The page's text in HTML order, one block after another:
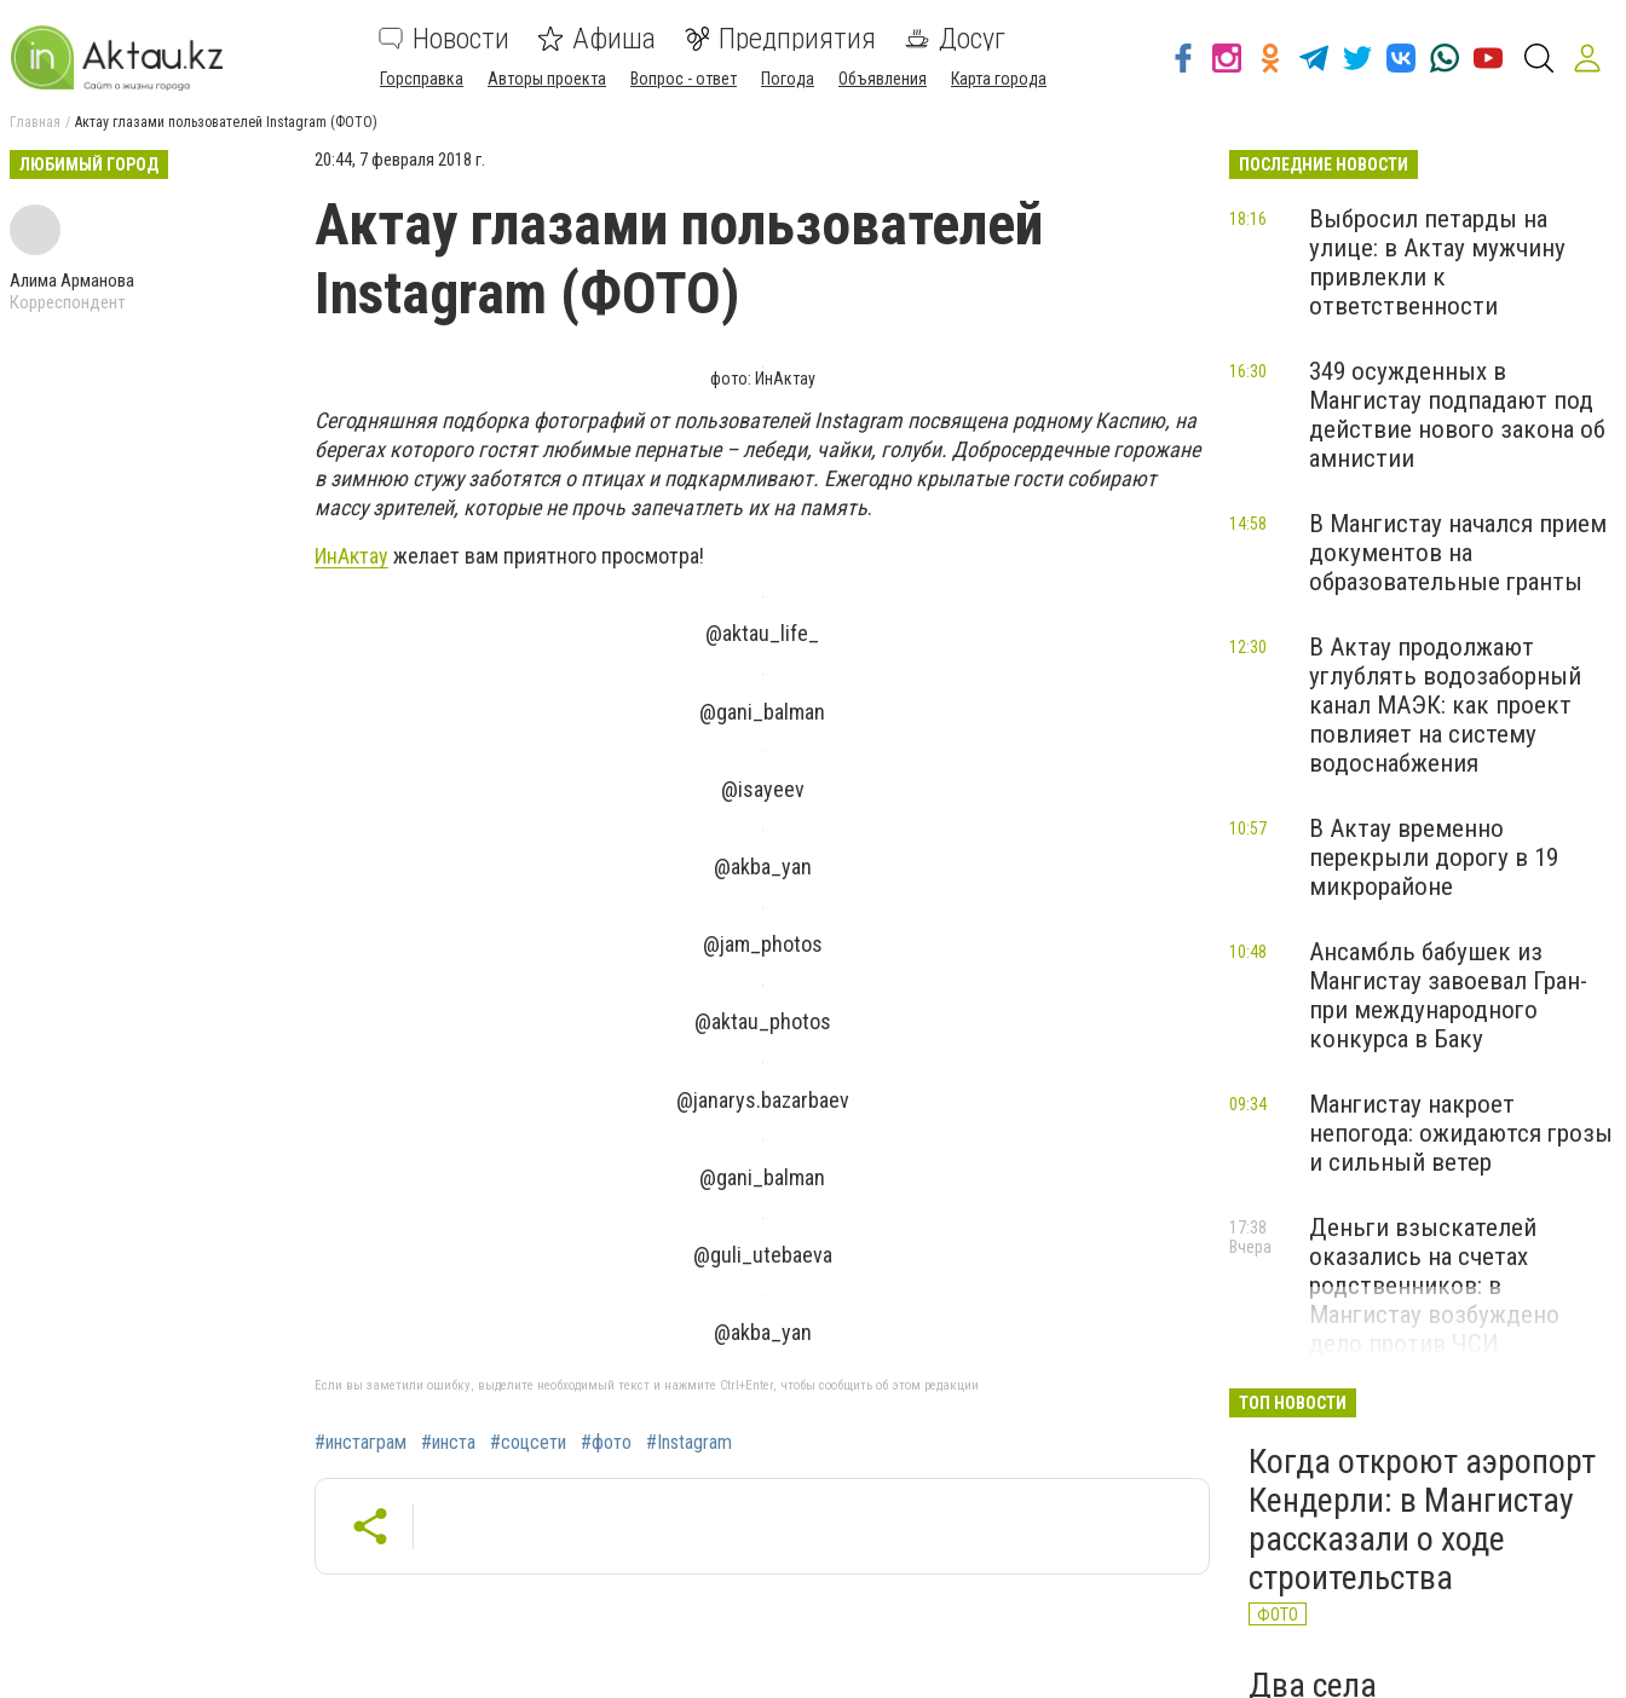
Новости Афиша Предприятия Досуг
Горсправка Авторы проекта Вопрос - ответ Погода Объявления Карта города
Главная Актау глазами пользователей Instagram (ФОТО)
ЛЮБИМЫЙ ГОРОД
Алима Арманова
Корреспондент
20:44, 7 февраля 2018 г.
Актау глазами пользователей
Instagram (ФОТО)
фото: ИнАктау
Сегодняшняя подборка фотографий от пользователей Instagram посвящена родному Каспию, на
берегах которого гостят любимые пернатые – лебеди, чайки, голуби. Добросердечные горожане
в зимнюю стужу заботятся о птицах и подкармливают. Ежегодно крылатые гости собирают
массу зрителей, которые не прочь запечатлеть их на память.
ИнАктау желает вам приятного просмотра!
@aktau_life_
@gani_balman
@isayeev
@akba_yan
@jam_photos
@aktau_photos
@janarys.bazarbaev
@gani_balman
@guli_utebaeva
@akba_yan
Если вы заметили ошибку, выделите необходимый текст и нажмите Ctrl+Enter, чтобы сообщить об этом редакции
#инстаграм #инста #соцсети #фото #Instagram
ПОСЛЕДНИЕ НОВОСТИ
Выбросил петарды на
улице: в Актау мужчину
привлекли к
ответственности
18:16
349 осужденных в
Мангистау подпадают под
действие нового закона об
амнистии
16:30
В Мангистау начался прием
документов на
образовательные гранты
14:58
В Актау продолжают
углублять водозаборный
канал МАЭК: как проект
повлияет на систему
водоснабжения
12:30
В Актау временно
перекрыли дорогу в 19
микрорайоне
10:57
Ансамбль бабушек из
Мангистау завоевал Гран-
при международного
конкурса в Баку
10:48
Мангистау накроет
непогода: ожидаются грозы
и сильный ветер
09:34
Деньги взыскателей
оказались на счетах
родственников: в
Мангистау возбуждено
дело против ЧСИ
17:38
Вчера
ТОП НОВОСТИ
Когда откроют аэропорт
Кендерли: в Мангистау
рассказали о ходе
строительства
ФОТО
Два села